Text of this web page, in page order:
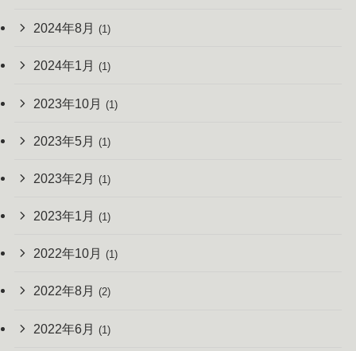
2024年8月 (1)
2024年1月 (1)
2023年10月 (1)
2023年5月 (1)
2023年2月 (1)
2023年1月 (1)
2022年10月 (1)
2022年8月 (2)
2022年6月 (1)